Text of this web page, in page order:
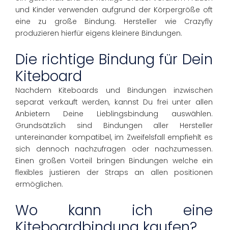
und Kinder verwenden aufgrund der Körpergröße oft
eine zu große Bindung. Hersteller wie Crazyfly
produzieren hierfür eigens kleinere Bindungen.
Die richtige Bindung für Dein
Kiteboard
Nachdem Kiteboards und Bindungen inzwischen
separat verkauft werden, kannst Du frei unter allen
Anbietern Deine Lieblingsbindung auswählen.
Grundsätzlich sind Bindungen aller Hersteller
untereinander kompatibel, im Zweifelsfall empfiehlt es
sich dennoch nachzufragen oder nachzumessen.
Einen großen Vorteil bringen Bindungen welche ein
flexibles justieren der Straps an allen positionen
ermöglichen.
Wo kann ich eine